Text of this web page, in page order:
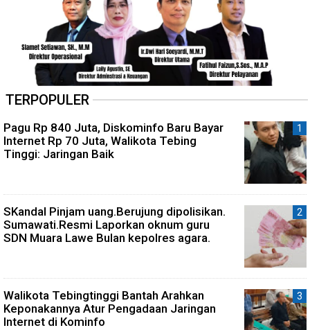
TERPOPULER
Pagu Rp 840 Juta, Diskominfo Baru Bayar
Internet Rp 70 Juta, Walikota Tebing
Tinggi: Jaringan Baik
SKandal Pinjam uang.Berujung dipolisikan.
Sumawati.Resmi Laporkan oknum guru
SDN Muara Lawe Bulan kepolres agara.
Walikota Tebingtinggi Bantah Arahkan
Keponakannya Atur Pengadaan Jaringan
Internet di Kominfo